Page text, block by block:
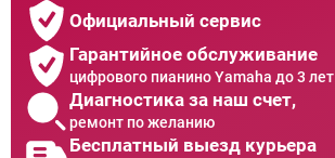
Официальный сервис
Гарантийное обслуживание
цифрового пианино Yamaha до 3 лет
Диагностика за наш счет,
ремонт по желанию
Бесплатный выезд курьера